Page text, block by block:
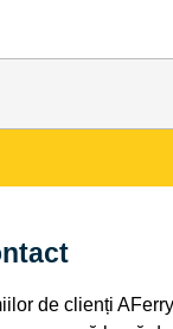
de clienți